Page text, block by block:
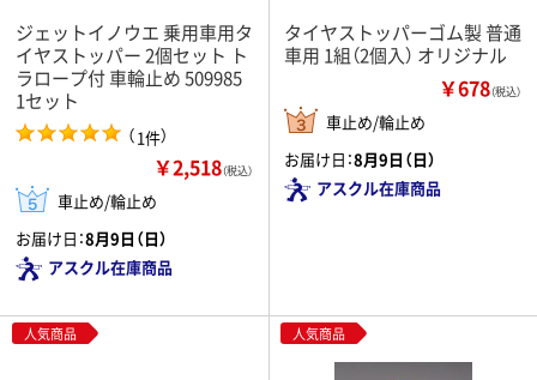
ジェットイノウエ 乗用車用タ
イヤストッパー 2個セット ト
ラロープ付 車輪止め 509985
1セット
（1件）
￥2,518（税込）
車止め/輪止め
お届け日：8月9日（日）
アスクル在庫商品
タイヤストッパーゴム製 普通
車用 1組（2個入） オリジナル
￥678（税込）
車止め/輪止め
お届け日：8月9日（日）
アスクル在庫商品
人気商品 人気商品